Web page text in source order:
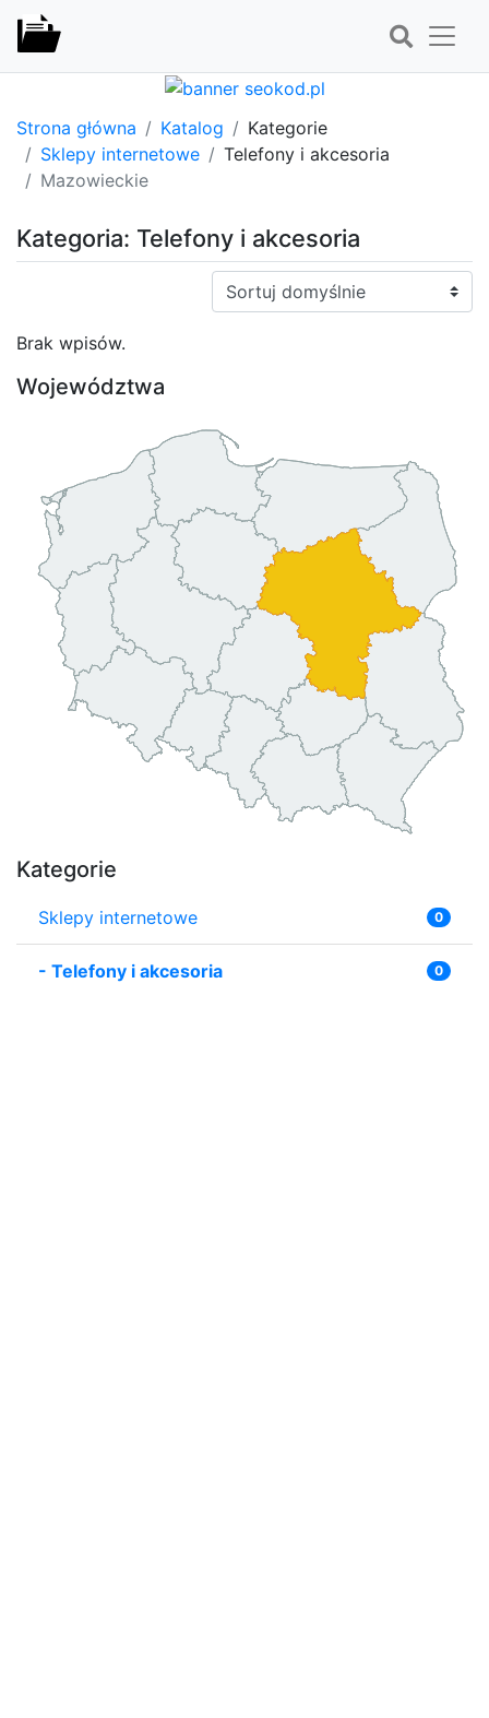
Strona główna Katalog
Kategorie
Sklepy internetowe
Telefony i akcesoria
Mazowieckie
Kategoria: Telefony i akcesoria
Sortuj:
Brak wpisów.
Województwa
Kategorie
Sklepy internetowe 0
- Telefony i akcesoria 0